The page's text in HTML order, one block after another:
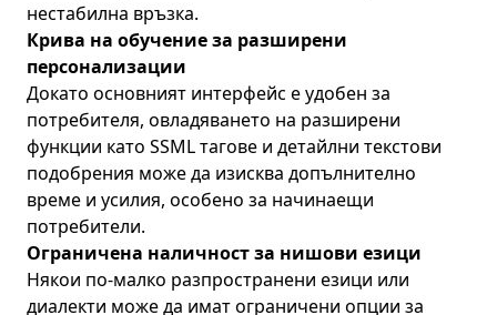
нестабилна връзка.
Крива на обучение за разширени
персонализации
Докато основният интерфейс е удобен за
потребителя, овладяването на разширени
функции като SSML тагове и детайлни текстови
подобрения може да изисква допълнително
време и усилия, особено за начинаещи
потребители.
Ограничена наличност за нишови езици
Някои по-малко разпространени езици или
диалекти може да имат ограничени опции за